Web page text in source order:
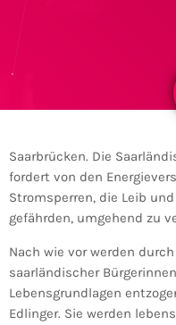
Saarbrücken. Die
fordert von den
Stromsperren, die Leib
gefährden, umgehend zu
Nach wie vor werden
saarländischer
Lebensgrundlagen
Edlinger. Sie werden